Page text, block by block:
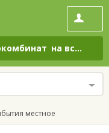
на все дни
местное